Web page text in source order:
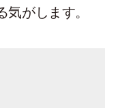
がします。